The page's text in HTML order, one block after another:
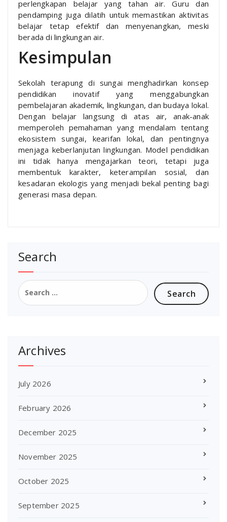
perlengkapan belajar yang tahan air. Guru dan
pendamping juga dilatih untuk memastikan aktivitas
belajar tetap efektif dan menyenangkan, meski
berada di lingkungan air.
Kesimpulan
Sekolah terapung di sungai menghadirkan konsep
pendidikan inovatif yang menggabungkan
pembelajaran akademik, lingkungan, dan budaya lokal.
Dengan belajar langsung di atas air, anak-anak
memperoleh pemahaman yang mendalam tentang
ekosistem sungai, kearifan lokal, dan pentingnya
menjaga keberlanjutan lingkungan. Model pendidikan
ini tidak hanya mengajarkan teori, tetapi juga
membentuk karakter, keterampilan sosial, dan
kesadaran ekologis yang menjadi bekal penting bagi
generasi masa depan.
Search
Search
for:
Archives
July 2026
February 2026
December 2025
November 2025
October 2025
September 2025